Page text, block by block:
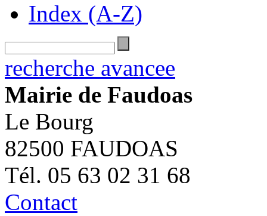
Index (A-Z)
recherche avancee
Mairie de Faudoas
Le Bourg
82500 FAUDOAS
Tél. 05 63 02 31 68
Contact